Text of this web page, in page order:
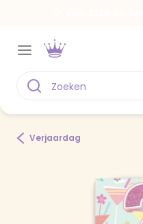
Verjaardag